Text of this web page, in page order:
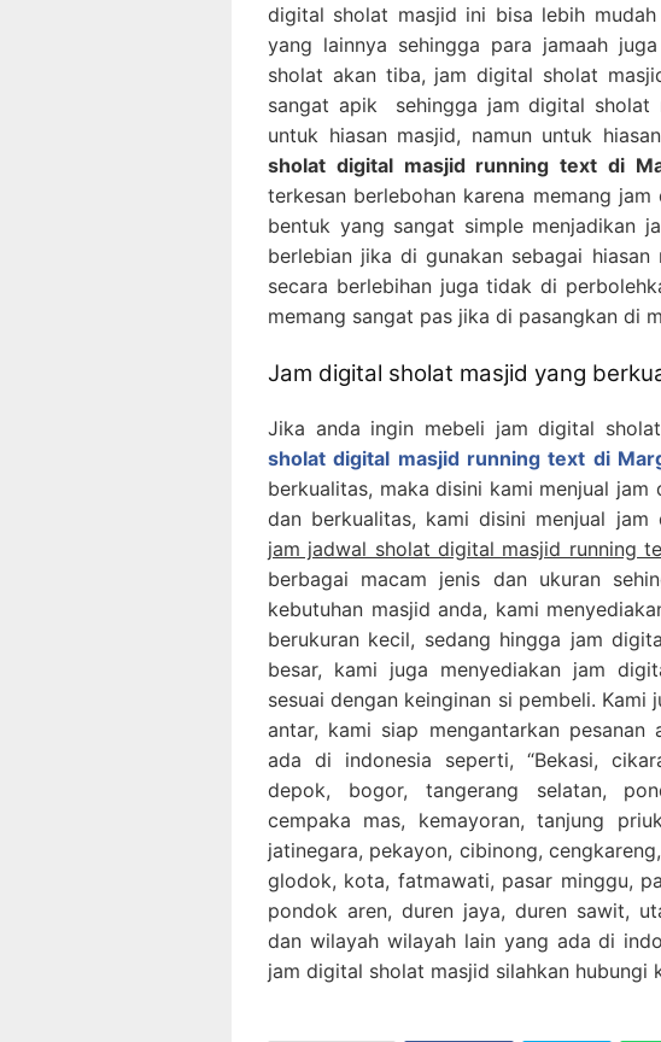
digital sholat masjid ini bisa lebih
yang lainnya sehingga para jamaah
sholat akan tiba, jam digital sholat
sangat apik sehingga jam digital sholat
untuk hiasan masjid, namun untuk
sholat digital masjid running text di
terkesan berlebohan karena memang
bentuk yang sangat simple menjadikan
berlebian jika di gunakan sebagai hiasan
secara berlebihan juga tidak di
memang sangat pas jika di pasangkan di
Jam digital sholat masjid yang
Jika anda ingin mebeli jam digital
sholat digital masjid running text di
berkualitas, maka disini kami menjual
dan berkualitas, kami disini menjual
jam jadwal sholat digital masjid running
berbagai macam jenis dan ukuran
kebutuhan masjid anda, kami
berukuran kecil, sedang hingga jam
besar, kami juga menyediakan jam
sesuai dengan keinginan si pembeli. Kami
antar, kami siap mengantarkan
ada di indonesia seperti, “Bekasi,
depok, bogor, tangerang selatan,
cempaka mas, kemayoran, tanjung
jatinegara, pekayon, cibinong,
glodok, kota, fatmawati, pasar minggu,
pondok aren, duren jaya, duren sawit,
dan wilayah wilayah lain yang ada di
jam digital sholat masjid silahkan hubungi